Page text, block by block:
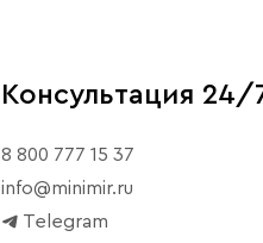
Консультация 24/
8 800 777 15 37
info@minimir.ru
Telegram